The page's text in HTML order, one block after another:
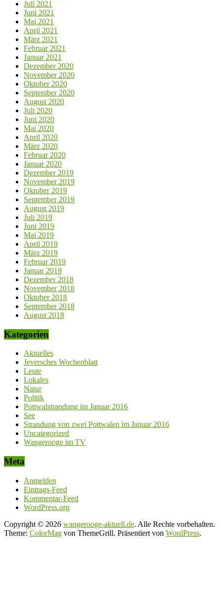
Juli 2021
Juni 2021
Mai 2021
April 2021
März 2021
Februar 2021
Januar 2021
Dezember 2020
November 2020
Oktober 2020
September 2020
August 2020
Juli 2020
Juni 2020
Mai 2020
April 2020
März 2020
Februar 2020
Januar 2020
Dezember 2019
November 2019
Oktober 2019
September 2019
August 2019
Juli 2019
Juni 2019
Mai 2019
April 2019
März 2019
Februar 2019
Januar 2019
Dezember 2018
November 2018
Oktober 2018
September 2018
August 2018
Kategorien
Aktuelles
Jeversches Wochenblatt
Leute
Lokales
Natur
Politik
Pottwalstrandung im Januar 2016
See
Strandung von zwei Pottwalen im Januar 2016
Uncategorized
Wangerooge im TV
Meta
Anmelden
Eintrags-Feed
Kommentar-Feed
WordPress.org
Copyright © 2026 wangerooge-aktuell.de. Alle Rechte vorbehalten.
Theme: ColorMag von ThemeGrill. Präsentiert von WordPress.